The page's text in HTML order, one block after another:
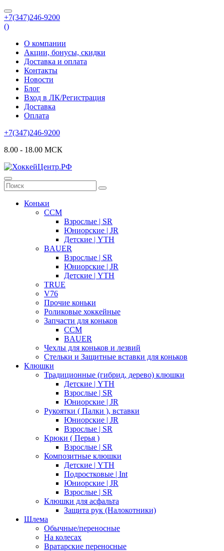
+7(347)246-9200
()
О компании
Акции, бонусы, скидки
Доставка и оплата
Контакты
Новости
Блог
Вход в ЛК/Регистрация
Доставка
Оплата
+7(347)246-9200
8.00 - 18.00 МСК
Коньки
CCM
Взрослые | SR
Юниорские | JR
Детские | YTH
BAUER
Взрослые | SR
Юниорские | JR
Детские | YTH
TRUE
V76
Прочие коньки
Роликовые хоккейные
Запчасти для коньков
CCM
BAUER
Чехлы для коньков и лезвий
Стельки и Защитные вставки для коньков
Клюшки
Традиционные (гибрид, дерево) клюшки
Детские | YTH
Взрослые | SR
Юниорские | JR
Рукоятки ( Палки ), вставки
Юниорские | JR
Взрослые | SR
Крюки ( Перья )
Взрослые | SR
Композитные клюшки
Детские | YTH
Подростковые | Int
Юниорские | JR
Взрослые | SR
Клюшки для асфальта
Защита рук (Налокотники)
Шлема
Обычные/переносные
На колесах
Вратарские переносные